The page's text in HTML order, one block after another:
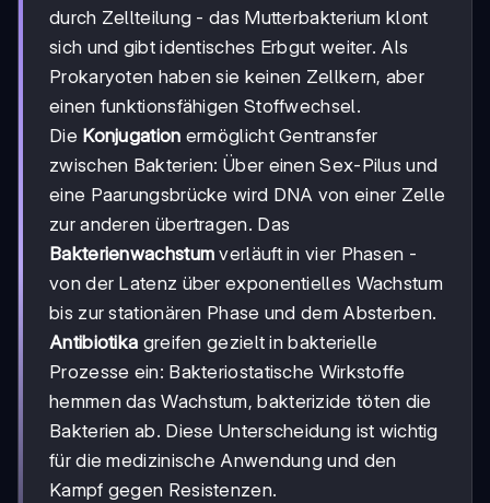
durch Zellteilung - das Mutterbakterium klont
sich und gibt identisches Erbgut weiter. Als
Prokaryoten haben sie keinen Zellkern, aber
einen funktionsfähigen Stoffwechsel.
Die Konjugation ermöglicht Gentransfer
zwischen Bakterien: Über einen Sex-Pilus und
eine Paarungsbrücke wird DNA von einer Zelle
zur anderen übertragen. Das
Bakterienwachstum verläuft in vier Phasen -
von der Latenz über exponentielles Wachstum
bis zur stationären Phase und dem Absterben.
Antibiotika greifen gezielt in bakterielle
Prozesse ein: Bakteriostatische Wirkstoffe
hemmen das Wachstum, bakterizide töten die
Bakterien ab. Diese Unterscheidung ist wichtig
für die medizinische Anwendung und den
Kampf gegen Resistenzen.